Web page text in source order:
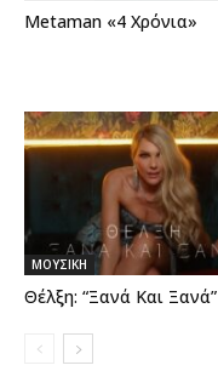
Metaman «4 Χρόνια»
ΜΟΥΣΙΚΗ
Θέλξη: “Ξανά Και Ξανά”